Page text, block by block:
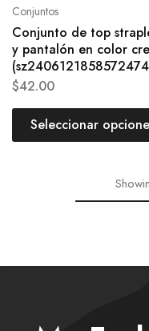
Conjuntos
Conjunto de top
y pantalón en color
$42.00
Seleccionar